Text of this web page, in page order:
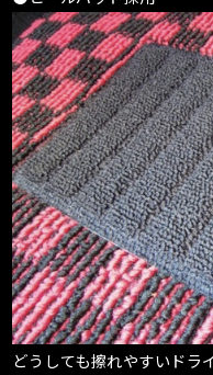
どうしても擦れやすいドラ